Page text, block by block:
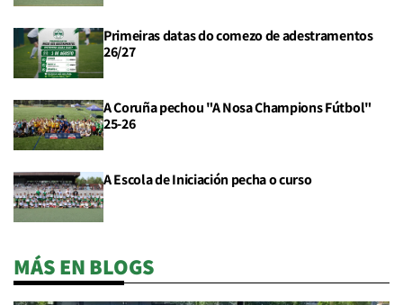
Primeiras datas do comezo de adestramentos
26/27
A Coruña pechou "A Nosa Champions Fútbol"
25-26
A Escola de Iniciación pecha o curso
MÁS EN BLOGS